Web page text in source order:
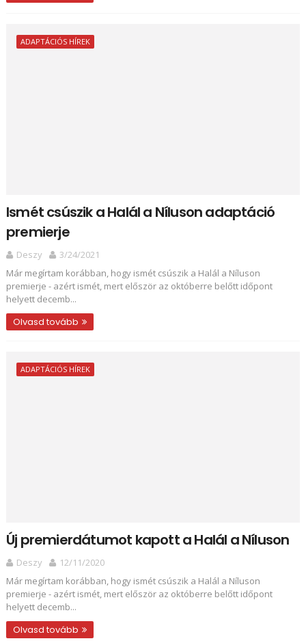
ADAPTÁCIÓS HÍREK
Ismét csúszik a Halál a Níluson adaptáció
premierje
Deszy
3/24/2021
Már megírtam korábban, hogy ismét csúszik a Halál a Níluson
premierje - azért ismét, mert először az októberre belőtt időpont
helyett decemb...
Olvasd tovább
ADAPTÁCIÓS HÍREK
Új premierdátumot kapott a Halál a Níluson
Deszy
12/11/2020
Már megírtam korábban, hogy ismét csúszik a Halál a Níluson
premierje - azért ismét, mert először az októberre belőtt időpont
helyett decemb...
Olvasd tovább